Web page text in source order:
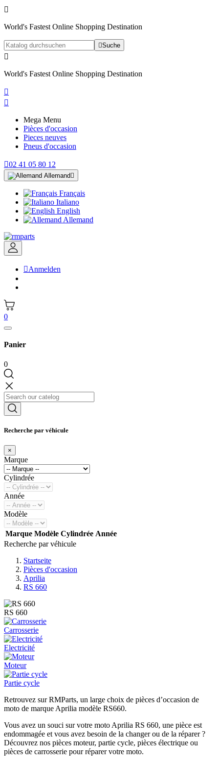

World's Fastest Online Shopping Destination
Suche

World's Fastest Online Shopping Destination


Mega Menu
Pièces d'occasion
Pieces neuves
Pneus d'occasion
02 41 05 80 12
Allemand 
Français
Italiano
English
Allemand
Anmelden
0
Panier
0
Recherche par véhicule
×
Marque
Cylindrée
Année
Modèle
Marque Modèle Cylindrée Année
Recherche par véhicule
Startseite
Pièces d'occasion
Aprilia
RS 660
RS 660
Carrosserie
Electricité
Moteur
Partie cycle
Retrouvez sur RMParts, un large choix de pièces d’occasion de
moto de marque Aprilia modèle RS660.
Vous avez un souci sur votre moto Aprilia RS 660, une pièce est
endommagée et vous avez besoin de la changer ou de la réparer ?
Découvrez nos pièces moteur, partie cycle, pièces électrique ou
pièces de carrosserie pour réparer votre moto.